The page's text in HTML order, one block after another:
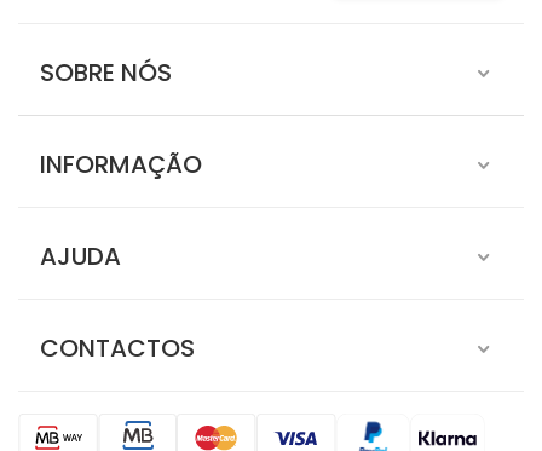
SOBRE NÓS
INFORMAÇÃO
AJUDA
CONTACTOS